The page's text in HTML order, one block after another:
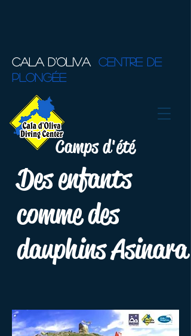
CALA D'OLIVA
CENTRE DE
PLONGÉE
Camps d'été
Des enfants
comme des
dauphins Asinara